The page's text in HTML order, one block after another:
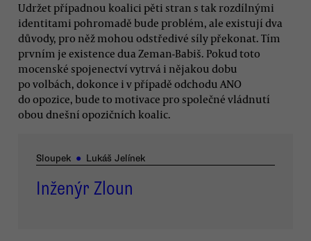
Udržet případnou koalici pěti stran s tak rozdílnými
identitami pohromadě bude problém, ale existují dva
důvody, pro něž mohou odstředivé síly překonat. Tím
prvním je existence dua Zeman-Babiš. Pokud toto
mocenské spojenectví vytrvá i nějakou dobu
po volbách, dokonce i v případě odchodu ANO
do opozice, bude to motivace pro společné vládnutí
obou dnešní opozičních koalic.
Sloupek ● Lukáš Jelínek
Inženýr Zloun